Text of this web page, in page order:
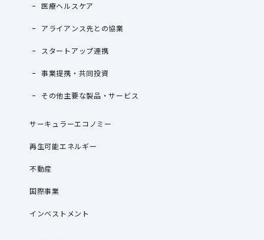
医療ヘルスケア
アライアンス先との協業
スタートアップ連携
事業提携・共同投資
その他主要な製品・サービス
サーキュラーエコノミー
再生可能エネルギー
不動産
国際事業
インベストメント